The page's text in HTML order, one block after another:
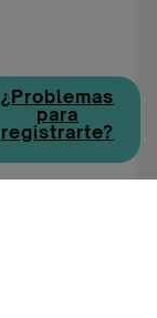
¿Problemas
para
registrarte?